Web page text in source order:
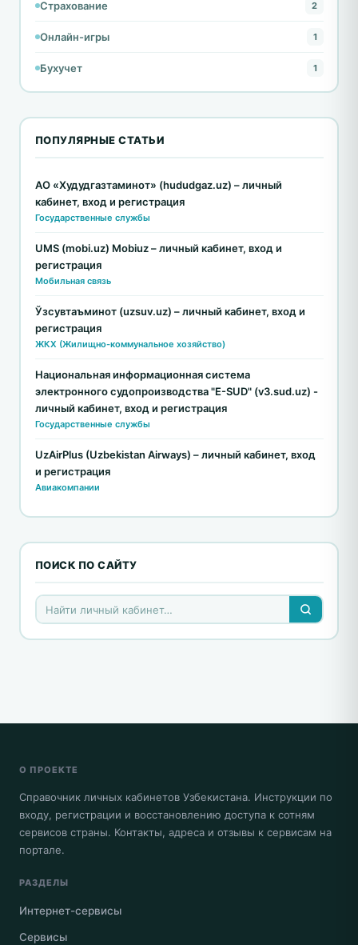
Страхование 2
Онлайн-игры 1
Бухучет 1
ПОПУЛЯРНЫЕ СТАТЬИ
АО «Худудгазтаминот» (hududgaz.uz) – личный
кабинет, вход и регистрация
Государственные службы
UMS (mobi.uz) Mobiuz – личный кабинет, вход и
регистрация
Мобильная связь
Ўзсувтаъминот (uzsuv.uz) – личный кабинет, вход и
регистрация
ЖКХ (Жилищно-коммунальное хозяйство)
Национальная информационная система
электронного судопроизводства "E-SUD" (v3.sud.uz) -
личный кабинет, вход и регистрация
Государственные службы
UzAirPlus (Uzbekistan Airways) – личный кабинет, вход
и регистрация
Авиакомпании
ПОИСК ПО САЙТУ
О ПРОЕКТЕ
Справочник личных кабинетов Узбекистана. Инструкции по
входу, регистрации и восстановлению доступа к сотням
сервисов страны. Контакты, адреса и отзывы к сервисам на
портале.
РАЗДЕЛЫ
Интернет-сервисы
Сервисы